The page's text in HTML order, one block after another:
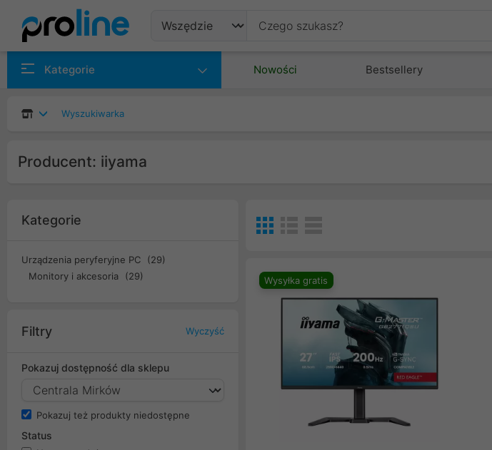
Kategorie Nowości Bestsellery
Wyszukiwarka
Producent: iiyama
Kategorie
Urządzenia peryferyjne PC
(29)
Monitory i akcesoria
(29)
Filtry Wyczyść
Pokazuj dostępność dla sklepu
Pokazuj też produkty niedostępne
Status
Wysyłka gratis